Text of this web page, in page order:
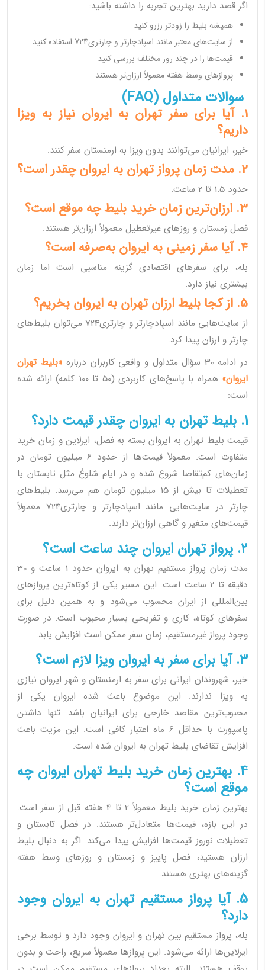
اگر قصد دارید بهترین تجربه را داشته باشید:
همیشه بلیط را زودتر رزرو کنید
از سایت‌های معتبر مانند اسپادچارتر و چارتری724 استفاده کنید
قیمت‌ها را در چند روز مختلف بررسی کنید
پروازهای وسط هفته معمولاً ارزان‌تر هستند
سوالات متداول (FAQ)
1. آیا برای سفر تهران به ایروان نیاز به ویزا
داریم؟
خیر، ایرانیان می‌توانند بدون ویزا به ارمنستان سفر کنند.
2. مدت زمان پرواز تهران به ایروان چقدر است؟
حدود 1.5 تا 2 ساعت.
3. ارزان‌ترین زمان خرید بلیط چه موقع است؟
فصل زمستان و روزهای غیرتعطیل معمولاً ارزان‌تر هستند.
4. آیا سفر زمینی به ایروان به‌صرفه است؟
بله، برای سفرهای اقتصادی گزینه مناسبی است اما زمان
بیشتری نیاز دارد.
5. از کجا بلیط ارزان تهران به ایروان بخریم؟
از سایت‌هایی مانند اسپادچارتر و چارتری724 می‌توان بلیط‌های
چارتر و ارزان پیدا کرد.
در ادامه 30 سؤال متداول و واقعی کاربران درباره
«بلیط تهران
ایروان»
همراه با پاسخ‌های کاربردی (50 تا 100 کلمه) ارائه شده
است:
1. بلیط تهران به ایروان چقدر قیمت دارد؟
قیمت بلیط تهران به ایروان بسته به فصل، ایرلاین و زمان خرید
متفاوت است. معمولاً قیمت‌ها از حدود 6 میلیون تومان در
زمان‌های کم‌تقاضا شروع شده و در ایام شلوغ مثل تابستان یا
تعطیلات تا بیش از 15 میلیون تومان هم می‌رسد. بلیط‌های
چارتر در سایت‌هایی مانند اسپادچارتر و چارتری724 معمولاً
قیمت‌های متغیر و گاهی ارزان‌تر دارند.
2. پرواز تهران ایروان چند ساعت است؟
مدت زمان پرواز مستقیم تهران به ایروان حدود 1 ساعت و 30
دقیقه تا 2 ساعت است. این مسیر یکی از کوتاه‌ترین پروازهای
بین‌المللی از ایران محسوب می‌شود و به همین دلیل برای
سفرهای کوتاه، کاری و تفریحی بسیار محبوب است. در صورت
وجود پرواز غیرمستقیم، زمان سفر ممکن است افزایش یابد.
3. آیا برای سفر به ایروان ویزا لازم است؟
خیر، شهروندان ایرانی برای سفر به ارمنستان و شهر ایروان نیازی
به ویزا ندارند. این موضوع باعث شده ایروان یکی از
محبوب‌ترین مقاصد خارجی برای ایرانیان باشد. تنها داشتن
پاسپورت با حداقل 6 ماه اعتبار کافی است. این مزیت باعث
افزایش تقاضای بلیط تهران به ایروان شده است.
4. بهترین زمان خرید بلیط تهران ایروان چه
موقع است؟
بهترین زمان خرید بلیط معمولاً 2 تا 4 هفته قبل از سفر است.
در این بازه، قیمت‌ها متعادل‌تر هستند. در فصل تابستان و
تعطیلات نوروز قیمت‌ها افزایش پیدا می‌کند. اگر به دنبال بلیط
ارزان هستید، فصل پاییز و زمستان و روزهای وسط هفته
گزینه‌های بهتری هستند.
5. آیا پرواز مستقیم تهران به ایروان وجود
دارد؟
بله، پرواز مستقیم بین تهران و ایروان وجود دارد و توسط برخی
ایرلاین‌ها ارائه می‌شود. این پروازها معمولاً سریع، راحت و بدون